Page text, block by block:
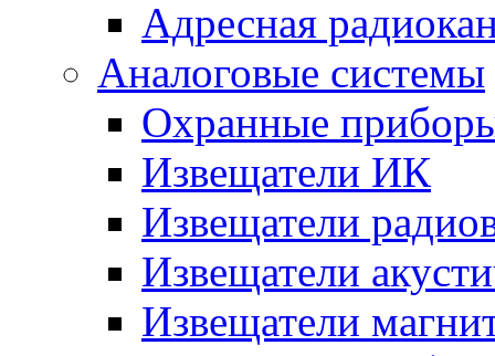
Адресная
Аналоговые системы
Охранные
Извещатели ИК
Извещатели
Извещатели
Извещатели